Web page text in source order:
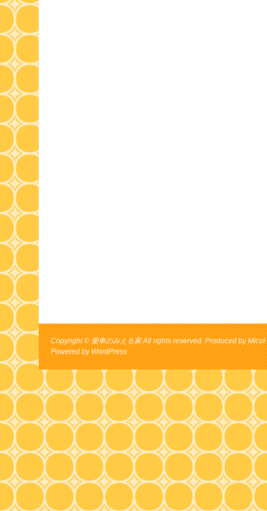
Copyright © 愛車のみえる家 All rights reserved. Produced by Micul
Powered byWordPress